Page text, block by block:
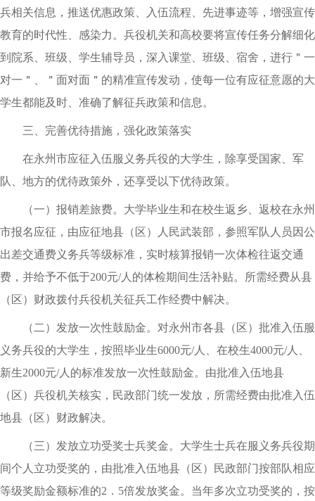
兵相关信息，推送优惠政策、入伍流程、先进事迹等，增强宣传
教育的时代性、感染力。兵役机关和高校要将宣传任务分解细化
到院系、班级、学生辅导员，深入课堂、班级、宿舍，进行＂一
对一＂、＂面对面＂的精准宣传发动，使每一位有应征意愿的大
学生都能及时、准确了解征兵政策和信息。
三、完善优待措施，强化政策落实
在永州市应征入伍服义务兵役的大学生，除享受国家、军
队、地方的优待政策外，还享受以下优待政策。
（一）报销差旅费。大学毕业生和在校生返乡、返校在永州
市报名应征，由应征地县（区）人民武装部，参照军队人员因公
出差交通费义务兵等级标准，实时核算报销一次体检往返交通
费，并给予不低于200元/人的体检期间生活补贴。所需经费从县
（区）财政拨付兵役机关征兵工作经费中解决。
（二）发放一次性鼓励金。对永州市各县（区）批准入伍服
义务兵役的大学生，按照毕业生6000元/人、在校生4000元/人、
新生2000元/人的标准发放一次性鼓励金。由批准入伍地县
（区）兵役机关核实，民政部门统一发放，所需经费由批准入伍
地县（区）财政解决。
（三）发放立功受奖士兵奖金。大学生士兵在服义务兵役期
间个人立功受奖的，由批准入伍地县（区）民政部门按部队相应
等级奖励金额标准的2．5倍发放奖金。当年多次立功受奖的，按